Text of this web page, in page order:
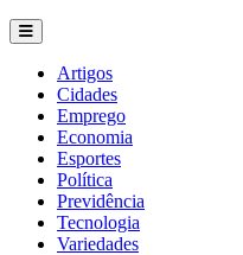
Artigos
Cidades
Emprego
Economia
Esportes
Política
Previdência
Tecnologia
Variedades